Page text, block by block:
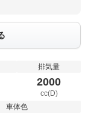
排気量
2000
cc(D)
車体色